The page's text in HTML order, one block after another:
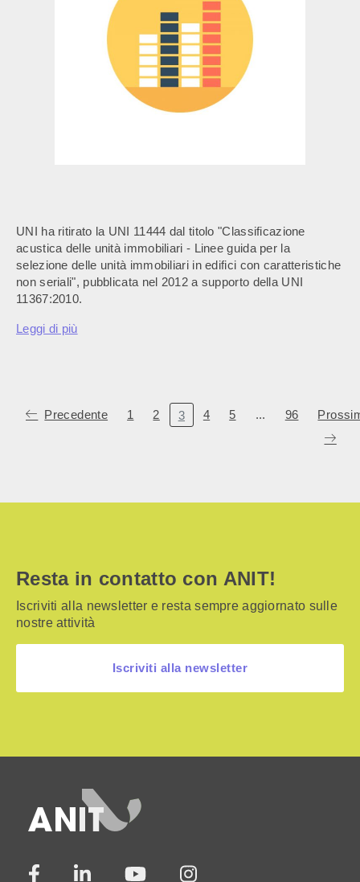
UNI ha ritirato la UNI 11444 dal titolo "Classificazione
acustica delle unità immobiliari - Linee guida per la
selezione delle unità immobiliari in edifici con caratteristiche
non seriali", pubblicata nel 2012 a supporto della UNI
11367:2010.
Leggi di più
Precedente 1 2 3 4 5 ... 96
Resta in contatto con ANIT!
Iscriviti alla newsletter e resta sempre aggiornato sulle
nostre attività
Iscriviti alla newsletter